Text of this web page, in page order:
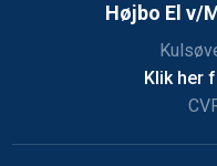
Højbo El v/
Klik her